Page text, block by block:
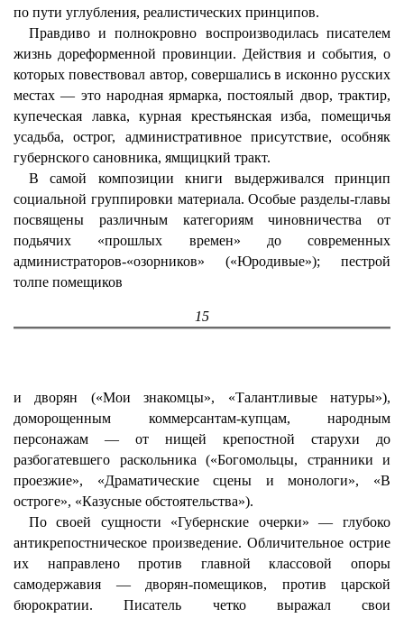
по пути углубления, реалистических принципов.
Правдиво и полнокровно воспроизводилась писателем
жизнь дореформенной провинции. Действия и события, о
которых повествовал автор, совершались в исконно русских
местах — это народная ярмарка, постоялый двор, трактир,
купеческая лавка, курная крестьянская изба, помещичья
усадьба, острог, административное присутствие, особняк
губернского сановника, ямщицкий тракт.
В самой композиции книги выдерживался принцип
социальной группировки материала. Особые разделы-главы
посвящены различным категориям чиновничества от
подьячих «прошлых времен» до современных
администраторов-«озорников» («Юродивые»); пестрой
толпе помещиков
15
и дворян («Мои знакомцы», «Талантливые натуры»),
доморощенным коммерсантам-купцам, народным
персонажам — от нищей крепостной старухи до
разбогатевшего раскольника («Богомольцы, странники и
проезжие», «Драматические сцены и монологи», «В
остроге», «Казусные обстоятельства»).
По своей сущности «Губернские очерки» — глубоко
антикрепостническое произведение. Обличительное острие
их направлено против главной классовой опоры
самодержавия — дворян-помещиков, против царской
бюрократии. Писатель четко выражал свои